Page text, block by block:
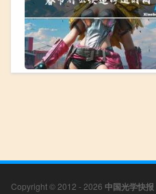
Copyright © 2012 - 2026 中国光学快报